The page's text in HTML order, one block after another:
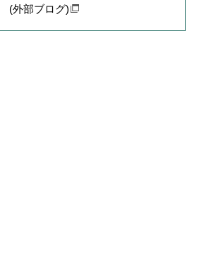
(外部ブログ)